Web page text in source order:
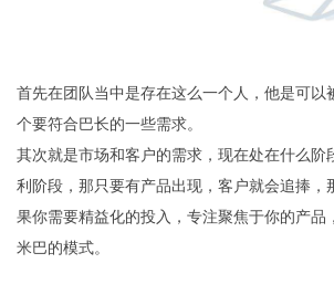
首先在团队当中是存在这么一个人，他是可以
个要符合巴长的一些需求。
其次就是市场和客户的需求，现在处在什么阶
利阶段，那只要有产品出现，客户就会追捧，
果你需要精益化的投入，专注聚焦于你的产品
米巴的模式。